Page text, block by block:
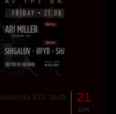
21
אוג
מוגן: Insomnia #22